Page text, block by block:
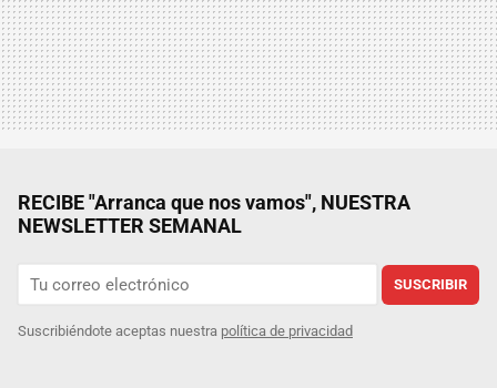
RECIBE "Arranca que nos vamos", NUESTRA
NEWSLETTER SEMANAL
SUSCRIBIR
Suscribiéndote aceptas nuestra política de privacidad